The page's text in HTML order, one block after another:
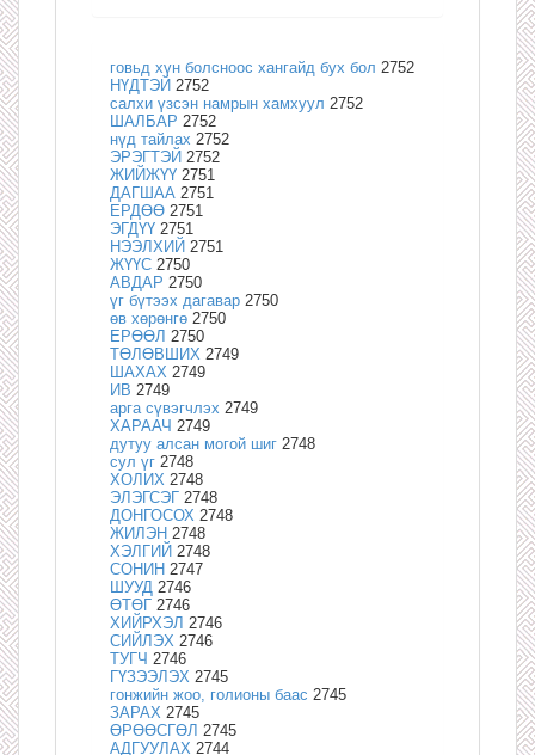
говьд хүн болсноос хангайд бух бол 2752
НҮДТЭЙ 2752
салхи үзсэн намрын хамхуул 2752
ШАЛБАР 2752
нүд тайлах 2752
ЭРЭГТЭЙ 2752
ЖИЙЖҮҮ 2751
ДАГШАА 2751
ЕРДӨӨ 2751
ЭГДҮҮ 2751
НЭЭЛХИЙ 2751
ЖҮҮС 2750
АВДАР 2750
үг бүтээх дагавар 2750
өв хөрөнгө 2750
ЕРӨӨЛ 2750
ТӨЛӨВШИХ 2749
ШАХАХ 2749
ИВ 2749
арга сүвэгчлэх 2749
ХАРААЧ 2749
дутуу алсан могой шиг 2748
сул үг 2748
ХОЛИХ 2748
ЭЛЭГСЭГ 2748
ДОНГОСОХ 2748
ЖИЛЭН 2748
ХЭЛГИЙ 2748
СОНИН 2747
ШУУД 2746
ӨТӨГ 2746
ХИЙРХЭЛ 2746
СИЙЛЭХ 2746
ТУГЧ 2746
ГҮЗЭЭЛЭХ 2745
гонжийн жоо, голионы баас 2745
ЗАРАХ 2745
ӨРӨӨСГӨЛ 2745
АДГУУЛАХ 2744